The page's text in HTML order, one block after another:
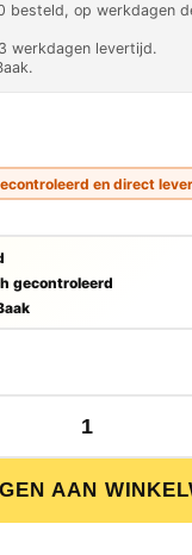
besteld, op werkdagen
werkdagen levertijd.
en direct
gecontroleerd
AAN